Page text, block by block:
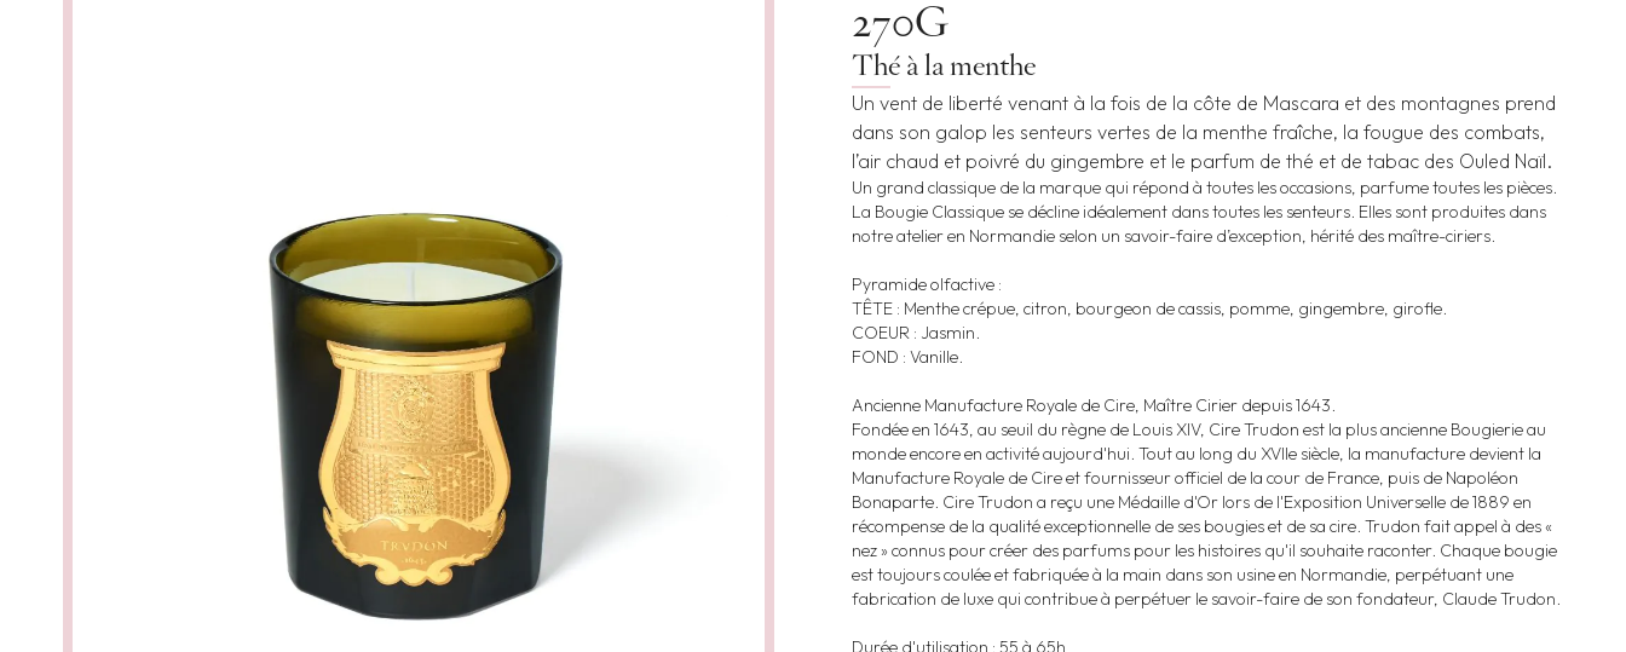
270G
Thé à la menthe
Un vent de liberté venant à la fois de la côte de Mascara et des montagnes prend
dans son galop les senteurs vertes de la menthe fraîche, la fougue des combats,
l’air chaud et poivré du gingembre et le parfum de thé et de tabac des Ouled Naïl.
Un grand classique de la marque qui répond à toutes les occasions, parfume toutes les pièces.
La Bougie Classique se décline idéalement dans toutes les senteurs. Elles sont produites dans
notre atelier en Normandie selon un savoir-faire d’exception, hérité des maître-ciriers.
Pyramide olfactive :
TÊTE : Menthe crépue, citron, bourgeon de cassis, pomme, gingembre, girofle.
COEUR : Jasmin.
FOND : Vanille.
Ancienne Manufacture Royale de Cire, Maître Cirier depuis 1643.
Fondée en 1643, au seuil du règne de Louis XIV, Cire Trudon est la plus ancienne Bougierie au
monde encore en activité aujourd'hui. Tout au long du XVIIe siècle, la manufacture devient la
Manufacture Royale de Cire et fournisseur officiel de la cour de France, puis de Napoléon
Bonaparte. Cire Trudon a reçu une Médaille d'Or lors de l'Exposition Universelle de 1889 en
récompense de la qualité exceptionnelle de ses bougies et de sa cire. Trudon fait appel à des «
nez » connus pour créer des parfums pour les histoires qu'il souhaite raconter. Chaque bougie
est toujours coulée et fabriquée à la main dans son usine en Normandie, perpétuant une
fabrication de luxe qui contribue à perpétuer le savoir-faire de son fondateur, Claude Trudon.
Durée d'utilisation : 55 à 65h